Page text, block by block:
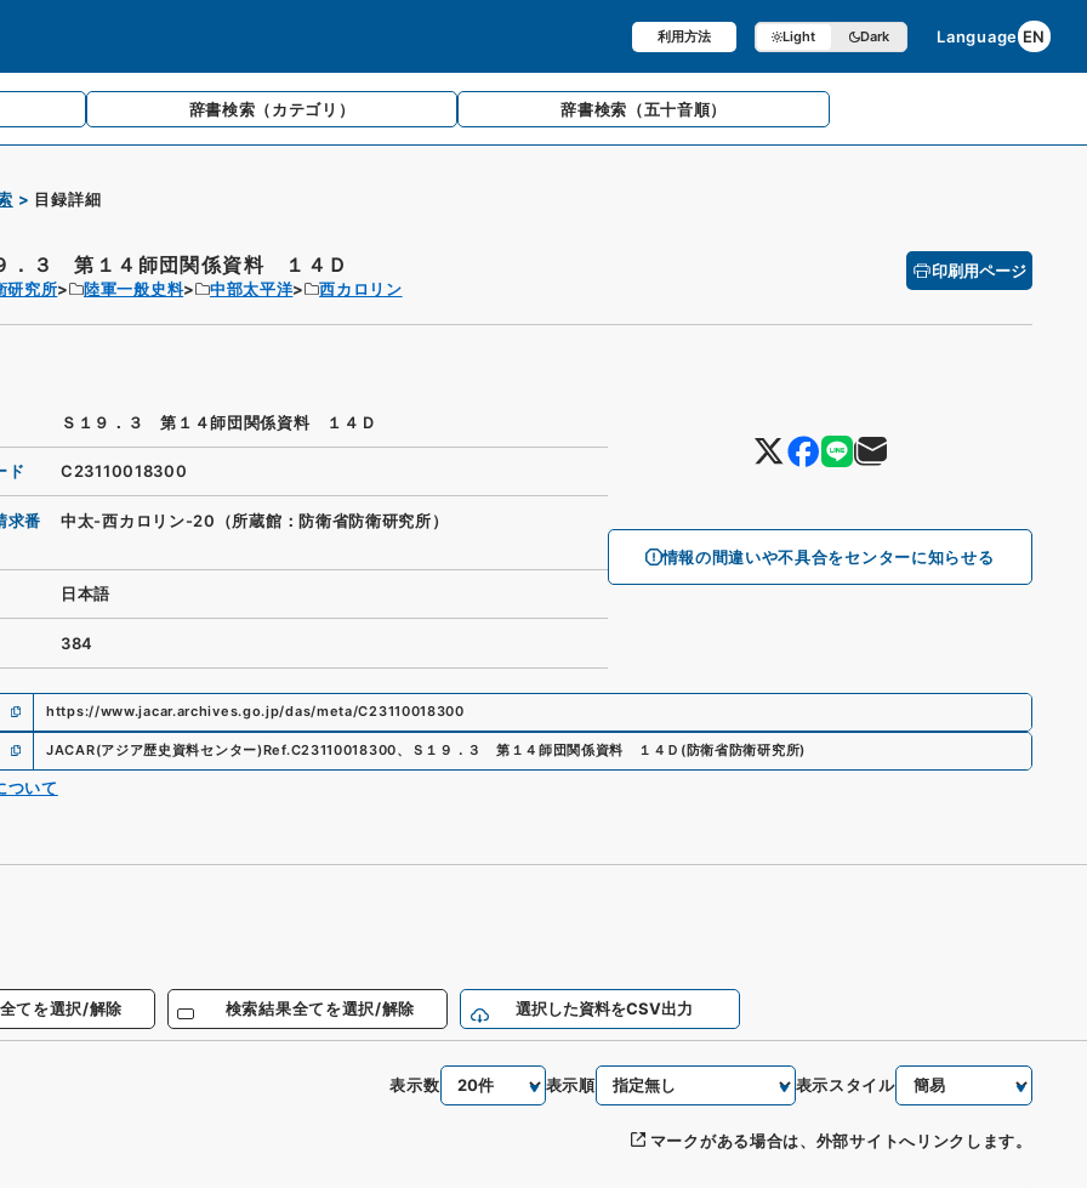
利用方法 Light Dark Language EN
辞書検索 （カテゴリ） 辞書検索 （五十音順）
目録詳細
．３ 第１４師団関係資料 １４Ｄ
研究所 陸軍一般史料 中部太平洋 西カロリン
印刷用ページ
情報の間違いや不具合をセンターに知らせる
Ｓ１９．３ 第１４師団関係資料 １４Ｄ
ド C23110018300
求番
中太-西カロリン-20（所蔵館：防衛省防衛研究所）
日本語
384
https://www.jacar.archives.go.jp/das/meta/C23110018300
JACAR(アジア歴史資料センター)Ref.C23110018300、 Ｓ１９．３ 第１４師団関係資料 １４Ｄ ( 防衛省防衛研究所)
ついて
てを選択/解除 検索結果全てを選択/解除 選択した資料をCSV出力
表示数 表示順 表示スタイル
マークがある場合は、外部サイトへリンクします。